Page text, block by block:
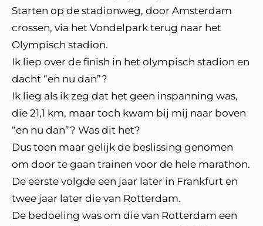
Starten op de stadionweg, door Amsterdam
crossen, via het Vondelpark terug naar het
Olympisch stadion.
Ik liep over de finish in het olympisch stadion en
dacht “en nu dan”?
Ik lieg als ik zeg dat het geen inspanning was,
die 21,1 km, maar toch kwam bij mij naar boven
“en nu dan”? Was dit het?
Dus toen maar gelijk de beslissing genomen
om door te gaan trainen voor de hele marathon.
De eerste volgde een jaar later in Frankfurt en
twee jaar later die van Rotterdam.
De bedoeling was om die van Rotterdam een